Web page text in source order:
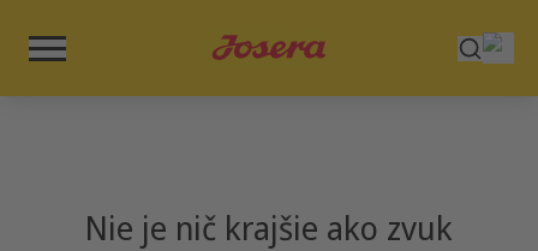
Nie je nič krajšie ako zvuk